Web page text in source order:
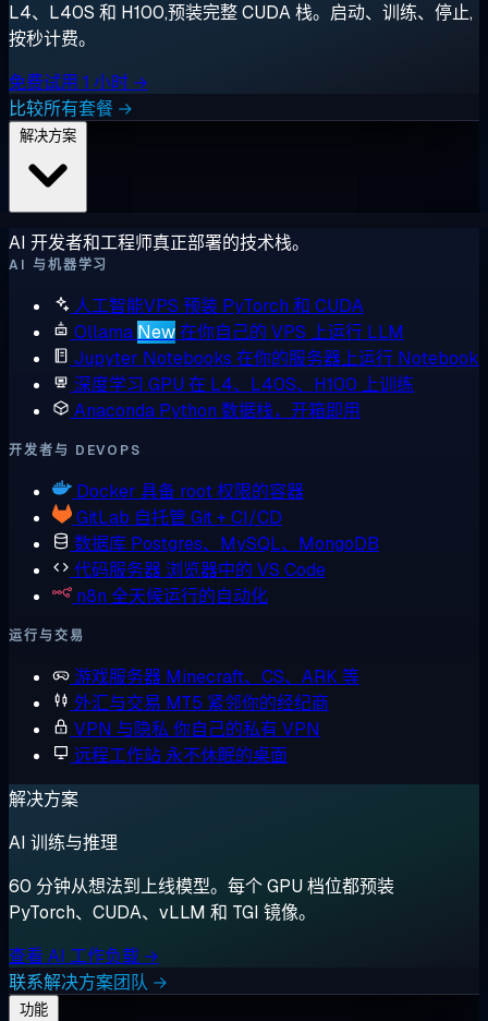
L4、L40S 和 H100,预装完整 CUDA 栈。启动、训练、停止,
按秒计费。
免费试用 1 小时 →
比较所有套餐 →
AI 开发者和工程师真正部署的技术栈。
AI 与机器学习
人工智能VPS 预装 PyTorch 和 CUDA
Ollama New在你自己的 VPS 上运行 LLM
Jupyter Notebooks 在你的服务器上运行 Notebook
深度学习 GPU 在 L4、L40S、H100 上训练
Anaconda Python 数据栈，开箱即用
开发者与 DEVOPS
Docker 具备 root 权限的容器
GitLab 自托管 Git + CI/CD
数据库 Postgres、MySQL、MongoDB
代码服务器 浏览器中的 VS Code
n8n 全天候运行的自动化
运行与交易
游戏服务器 Minecraft、CS、ARK 等
外汇与交易 MT5 紧邻你的经纪商
VPN 与隐私 你自己的私有 VPN
远程工作站 永不休眠的桌面
解决方案
AI 训练与推理
60 分钟从想法到上线模型。每个 GPU 档位都预装
PyTorch、CUDA、vLLM 和 TGI 镜像。
查看 AI 工作负载 →
联系解决方案团队 →